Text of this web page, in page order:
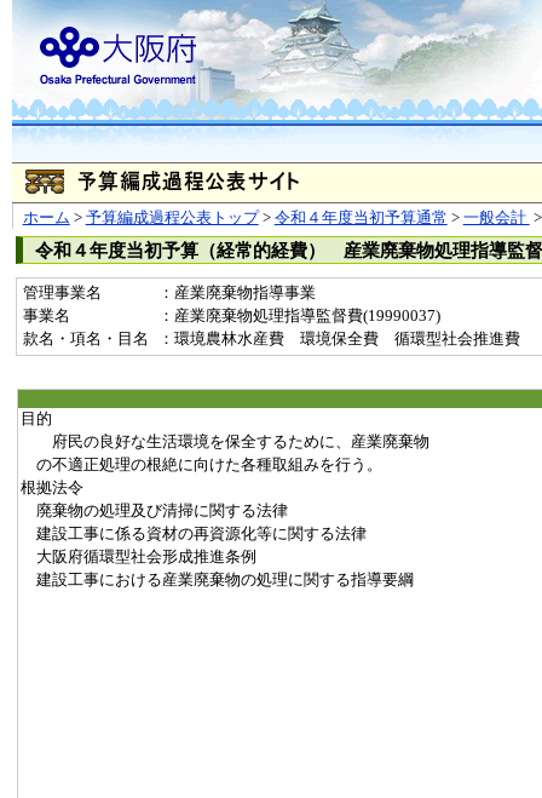
ホーム > 予算編成過程公表トップ> 令和４年度当初予算通常 > 一般会計
令和４年度当初予算（経常的経費） 産業廃棄物処理指導監
管理事業名
：産業廃棄物指導事業
事業名
：産業廃棄物処理指導監督費(19990037)
款名・項名・目名
：環境農林水産費 環境保全費 循環型社会推進費
目的
府民の良好な生活環境を保全するために、産業廃棄物
の不適正処理の根絶に向けた各種取組みを行う。
根拠法令
廃棄物の処理及び清掃に関する法律
建設工事に係る資材の再資源化等に関する法律
大阪府循環型社会形成推進条例
建設工事における産業廃棄物の処理に関する指導要綱